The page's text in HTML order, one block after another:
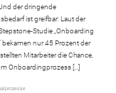
der dringende
ist greifbar: Laut der
Studie „Onboarding
bekamen nur 45 Prozent der
Mitarbeiter die Chance,
Onboardingprozess […]